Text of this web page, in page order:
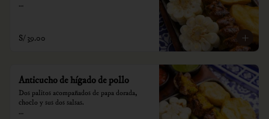
consumo.
S/ 39.00
Anticucho de hígado de pollo
Dos palitos acompañados de papa dorada,
choclo y sus dos salsas.